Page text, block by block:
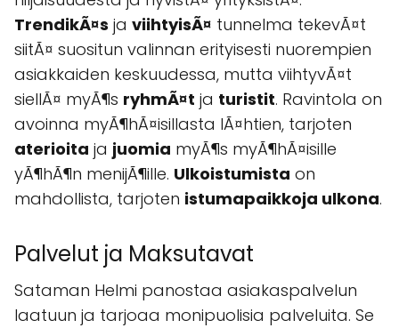
TrendikÃ¤s ja viihtyisÃ¤ tunnelma tekevÃ¤t
siitÃ¤ suositun valinnan erityisesti nuorempien
asiakkaiden keskuudessa, mutta viihtyvÃ¤t
siellÃ¤ myÃ¶s ryhmÃ¤t ja turistit. Ravintola on
avoinna myÃ¶hÃ¤isillasta lÃ¤htien, tarjoten
aterioita ja juomia myÃ¶s myÃ¶hÃ¤isille
yÃ¶hÃ¶n menijÃ¶ille. Ulkoistumista on
mahdollista, tarjoten istumapaikkoja ulkona.
Palvelut ja Maksutavat
Sataman Helmi panostaa asiakaspalvelun
laatuun ja tarjoaa monipuolisia palveluita. Se